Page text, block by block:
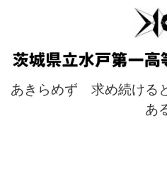
あきらめず 求め続ける
あ